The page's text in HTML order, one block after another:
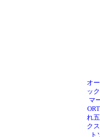
オ
ッ
マ
れ
ク